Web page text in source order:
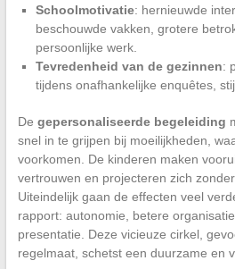
Schoolmotivatie: hernieuwde
beschouwde vakken, grotere
persoonlijke werk.
Tevredenheid van de gezinnen:
tijdens onafhankelijke enquêtes,
De gepersonaliseerde begeleiding
snel in te grijpen bij moeilijkheden,
voorkomen. De kinderen maken
vertrouwen en projecteren zich
Uiteindelijk gaan de effecten veel
rapport: autonomie, betere
presentatie. Deze vicieuze cirkel,
regelmaat, schetst een duurzame en